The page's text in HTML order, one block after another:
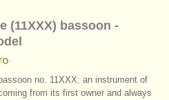
(11XXX) bassoon -
no. 11XXX: an instrument of
from its first owner and always